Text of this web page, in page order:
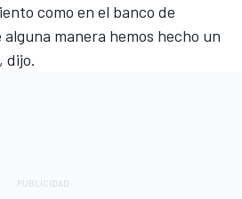
como en el banco de
manera hemos hecho un
dijo.